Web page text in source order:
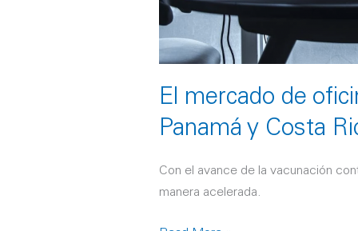
El mercado de
Panamá y Costa
Con el avance de la vacunación
manera acelerada.
Costa
Rica